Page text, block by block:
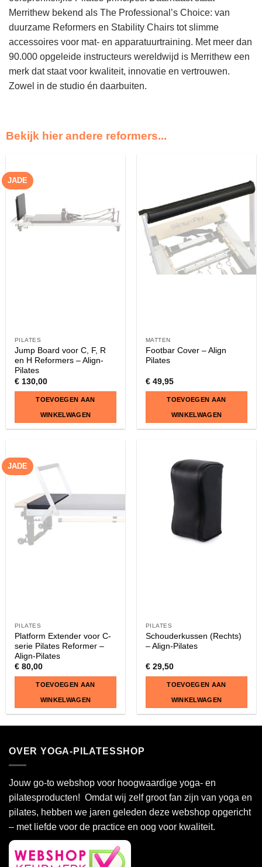
Merrithew bekend als The Professional’s Choice: van
duurzame Reformers en Stability Chairs tot slimme
accessoires voor mat- en apparatuurtraining. Met meer dan
90.000 opgeleide instructeurs wereldwijd is Merrithew een
merk dat staat voor kwaliteit, innovatie en vertrouwen.
Zowel in de studio én daarbuiten.
Bekijk hier andere reformers...
JADE
PILATES
Jump Board voor C, F, R
en H Reformers – Align-
Pilates
€130,00
TOEVOEGEN AAN
WINKELWAGEN
MATTEN
Footbar Cover – Align
Pilates
€49,95
TOEVOEGEN AAN
WINKELWAGEN
JADE
PILATES
Platform Extender voor C-
serie Pilates Reformer –
Align-Pilates
€80,00
TOEVOEGEN AAN
WINKELWAGEN
PILATES
Schouderkussen (Rechts)
– Align-Pilates
€29,50
TOEVOEGEN AAN
WINKELWAGEN
OVER YOGA-PILATESSHOP
Jouw go-to webshop voor hoogwaardige yoga- en
pilatesproducten! Omdat wij zelf groot fan zijn van yoga en
pilates, hebben we jaren geleden deze webshop opgericht
– met liefde voor de practice en oog voor kwaliteit.